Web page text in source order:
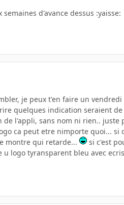
d'avance dessus :yaisse:
je peux t'en faire un
quelques indication seraient
l'appli, sans nom ni rien.. juste
ca peut etre nimporte quoi...
montre qui retarde...
si c'est
logo tyransparent bleu avec